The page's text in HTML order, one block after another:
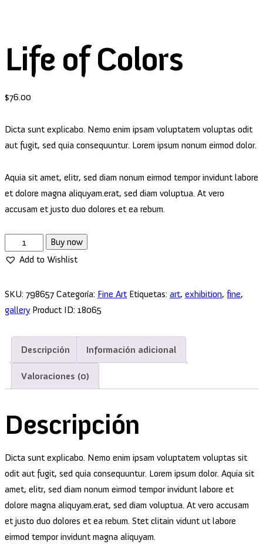
Life of Colors
$76.00
Dicta sunt explicabo. Nemo enim ipsam voluptatem voluptas odit
aut fugit, sed quia consequuntur. Lorem ipsum nonum eirmod dolor.
Aquia sit amet, elitr, sed diam nonum eirmod tempor invidunt labore
et dolore magna aliquyam.erat, sed diam voluptua. At vero
accusam et justo duo dolores et ea rebum.
Buy now
Add to Wishlist
SKU: 798657 Categoría: Fine Art Etiquetas: art, exhibition, fine,
gallery Product ID: 18065
Descripción Información adicional
Valoraciones (0)
Descripción
Dicta sunt explicabo. Nemo enim ipsam voluptatem voluptas sit
odit aut fugit, sed quia consequuntur. Lorem ipsum dolor. Aquia sit
amet, elitr, sed diam nonum eirmod tempor invidunt labore et
dolore magna aliquyam.erat, sed diam voluptua. At vero accusam
et justo duo dolores et ea rebum. Stet clitain vidunt ut labore
eirmod tempor invidunt magna aliquyam.